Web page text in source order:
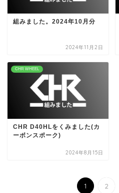
組みました。2024年10月分
2024年11月2日
CHR WHEEL
CHR D40HLをくみました(カ
ーボンスポーク)
2024年8月15日
1 2